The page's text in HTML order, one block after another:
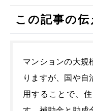
この記事の
マンションの大規
りますが、国や
用することで、